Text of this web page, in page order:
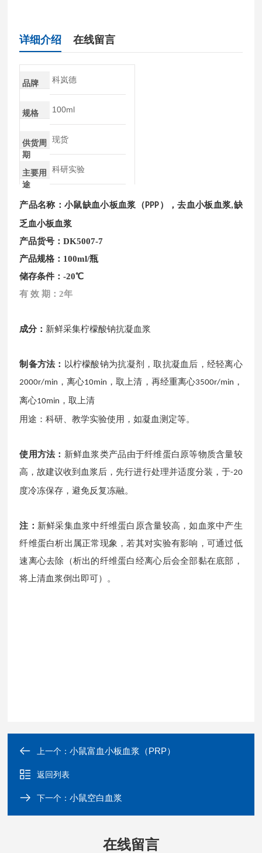
详细介绍 在线留言
品牌 科岚德
规格 100ml
供货周
期
现货
主要用
途
科研实验
产品名称：小鼠缺血小板血浆（PPP ），去血小板血浆,缺
乏血小板血浆
产品货号：DK5007-7
产品规格：100ml/瓶
储存条件：-20℃
有 效 期：2年
成分： 新鲜采集柠檬酸钠抗凝血浆
制备方法： 以柠檬酸钠为抗凝剂，取抗凝血后，经轻离心
2000r/min ，离心10min ，取上清，再经重离心3500r/min ，
离心10min ，取上清
用途：科研、教学实验使用，如凝血测定等。
使用方法： 新鲜血浆类产品由于纤维蛋白原等物质含量较
高，故建议收到血浆后，先行进行处理并适度分装，于-20
度冷冻保存，避免反复冻融。
注： 新鲜采集血浆中纤维蛋白原含量较高，如血浆中产生
纤维蛋白析出属正常现象，若其对实验有影响，可通过低
速离心去除（析出的纤维蛋白经离心后会全部黏在底部，
将上清血浆倒出即可）。
上一个：小鼠富血小板血浆（PRP）
返回列表
下一个：小鼠空白血浆
在线留言